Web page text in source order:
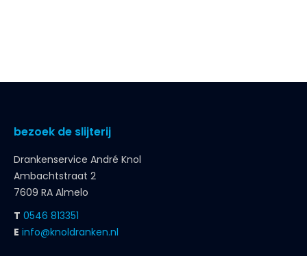
bezoek de slijterij
Drankenservice André Knol
Ambachtstraat 2
7609 RA Almelo
T 0546 813351
E info@knoldranken.nl